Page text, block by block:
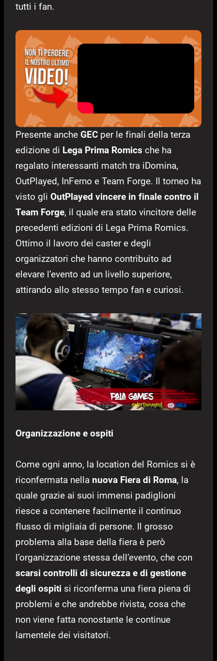
tutti i fan.
Presente anche GEC per le finali della terza
edizione di Lega Prima Romics che ha
regalato interessanti match tra iDomina,
OutPlayed, InFerno e Team Forge. Il torneo ha
visto gli OutPlayed vincere in finale contro il
Team Forge, il quale era stato vincitore delle
precedenti edizioni di Lega Prima Romics.
Ottimo il lavoro dei caster e degli
organizzatori che hanno contribuito ad
elevare l’evento ad un livello superiore,
attirando allo stesso tempo fan e curiosi.
Organizzazione e ospiti
Come ogni anno, la location del Romics si è
riconfermata nella nuova Fiera di Roma, la
quale grazie ai suoi immensi padiglioni
riesce a contenere facilmente il continuo
flusso di migliaia di persone. Il grosso
problema alla base della fiera è però
l’organizzazione stessa dell’evento, che con
scarsi controlli di sicurezza e di gestione
degli ospiti si riconferma una fiera piena di
problemi e che andrebbe rivista, cosa che
non viene fatta nonostante le continue
lamentele dei visitatori.